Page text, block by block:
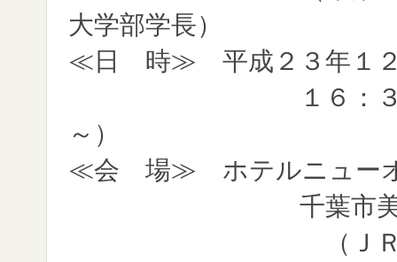
大学部学長）
≪日 時≫ 平成２３年１
１６：３０～１９
～）
≪会 場≫ ホテルニュー
千葉市美浜区ひ
（ＪＲ京葉線海